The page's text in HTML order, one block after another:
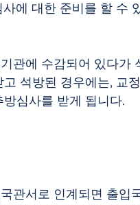
에 대한 준비를 할 수
관에 수감되어 있다가
석방된 경우에는, 교
심사를 받게 됩니다.
관서로 인계되면 출입